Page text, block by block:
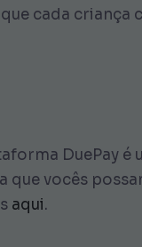
cada criança
DuePay é
vocês
aqui.